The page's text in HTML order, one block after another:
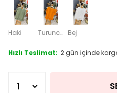
Haki Turuncu Bej
Hızlı Teslimat: 2 gün içinde